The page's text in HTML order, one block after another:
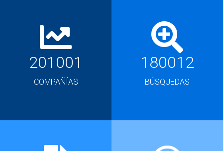
201001
COMPAÑÍAS
180012
BÚSQUEDAS